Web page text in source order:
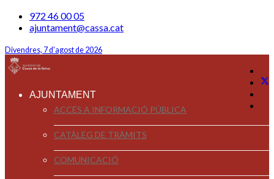
972 46 00 05
ajuntament@cassa.cat
Divendres, 7 d'agost de 2026
AJUNTAMENT
ACCÉS A INFORMACIÓ PÚBLICA
CATÀLEG DE TRÀMITS
COMUNICACIÓ